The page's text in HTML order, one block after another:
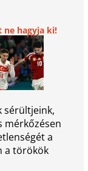
ne hagyja ki!
sérültjeink,
mérkőzésen
a
a törökök